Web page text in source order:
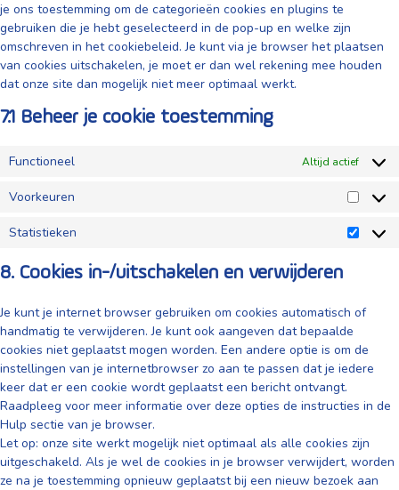
je ons toestemming om de categorieën cookies en plugins te
gebruiken die je hebt geselecteerd in de pop-up en welke zijn
omschreven in het cookiebeleid. Je kunt via je browser het plaatsen
van cookies uitschakelen, je moet er dan wel rekening mee houden
dat onze site dan mogelijk niet meer optimaal werkt.
7.1 Beheer je cookie toestemming
Functioneel Altijd actief
Voorkeuren
Statistieken
8. Cookies in-/uitschakelen en verwijderen
Je kunt je internet browser gebruiken om cookies automatisch of
handmatig te verwijderen. Je kunt ook aangeven dat bepaalde
cookies niet geplaatst mogen worden. Een andere optie is om de
instellingen van je internetbrowser zo aan te passen dat je iedere
keer dat er een cookie wordt geplaatst een bericht ontvangt.
Raadpleeg voor meer informatie over deze opties de instructies in de
Hulp sectie van je browser.
Let op: onze site werkt mogelijk niet optimaal als alle cookies zijn
uitgeschakeld. Als je wel de cookies in je browser verwijdert, worden
ze na je toestemming opnieuw geplaatst bij een nieuw bezoek aan